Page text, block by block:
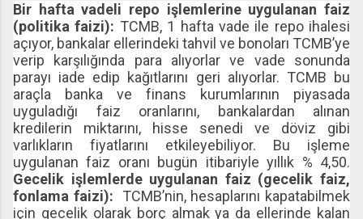
Bir hafta vadeli repo işlemlerine uygulanan faiz
(politika faizi): TCMB, 1 hafta vade ile repo ihalesi
açıyor, bankalar ellerindeki tahvil ve bonoları TCMB’ye
verip karşılığında para alıyorlar ve vade sonunda
parayı iade edip kağıtlarını geri alıyorlar. TCMB bu
araçla banka ve finans kurumlarının piyasada
uyguladığı faiz oranlarını, bankalardan alınan
kredilerin miktarını, hisse senedi ve döviz gibi
varlıkların fiyatlarını etkileyebiliyor. Bu işleme
uygulanan faiz oranı bugün itibariyle yıllık % 4,50.
Gecelik işlemlerde uygulanan faiz (gecelik faiz,
fonlama faizi): TCMB’nin, hesaplarını kapatabilmek
için gecelik olarak borç almak ya da ellerinde kalan